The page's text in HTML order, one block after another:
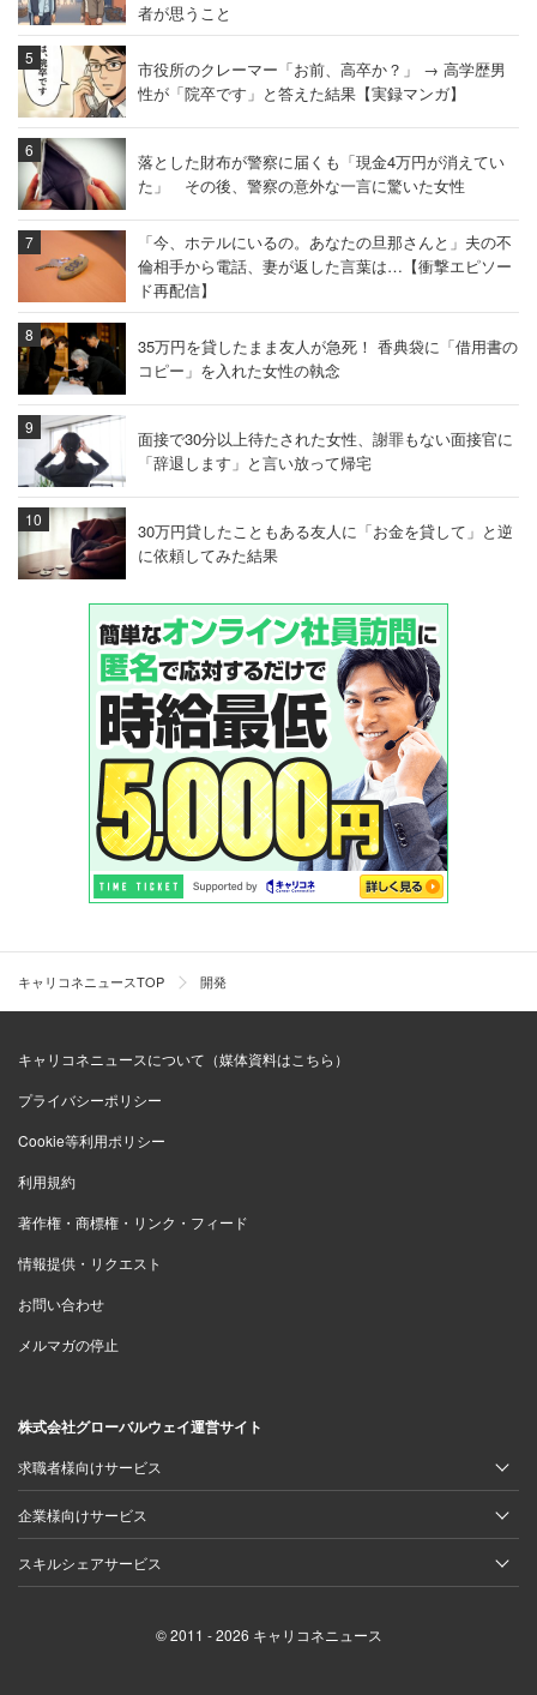
者が思うこと
市役所のクレーマー「お前、高卒か？」 → 高学歴男
性が「院卒です」と答えた結果【実録マンガ】
落とした財布が警察に届くも「現金4万円が消えてい
た」 その後、警察の意外な一言に驚いた女性
「今、ホテルにいるの。あなたの旦那さんと」夫の不
倫相手から電話、妻が返した言葉は…【衝撃エピソー
ド再配信】
35万円を貸したまま友人が急死！ 香典袋に「借用書の
コピー」を入れた女性の執念
面接で30分以上待たされた女性、謝罪もない面接官に
「辞退します」と言い放って帰宅
30万円貸したこともある友人に「お金を貸して」と逆
に依頼してみた結果
キャリコネニュースTOP 開発
キャリコネニュースについて（媒体資料はこちら）
プライバシーポリシー
Cookie等利用ポリシー
利用規約
著作権・商標権・リンク・フィード
情報提供・リクエスト
お問い合わせ
メルマガの停止
株式会社グローバルウェイ運営サイト
求職者様向けサービス
企業様向けサービス
スキルシェアサービス
© 2011 - 2026 キャリコネニュース